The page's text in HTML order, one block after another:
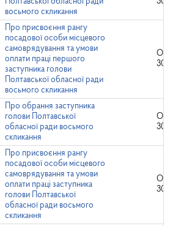
восьмого скликання
Про присвоєння рангу
посадової особи місцевого
самоврядування та умови
оплати праці першого
заступника голови
Полтавської обласної ради
восьмого скликання
Про обрання заступника
голови Полтавської
обласної ради восьмого
скликання
Про присвоєння рангу
посадової особи місцевого
самоврядування та умови
оплати праці заступника
голови Полтавської
обласної ради восьмого
скликання